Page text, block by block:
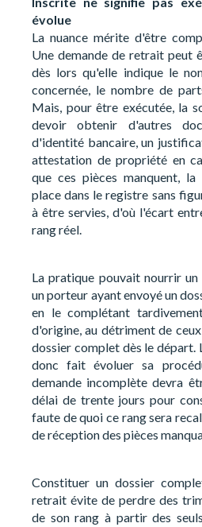
évolue
La nuance mérite d'être
Une demande de retrait peut
dès lors qu'elle indique le
concernée, le nombre de
Mais, pour être exécutée, la
devoir obtenir d'autres
d'identité bancaire, un
attestation de propriété en
que ces pièces manquent, la
place dans le registre sans
à être servies, d'où l'écart
rang réel.
La pratique pouvait nourrir
un porteur ayant envoyé un
en le complétant
d'origine, au détriment de
dossier complet dès le départ.
donc fait évoluer sa
demande incomplète devra
délai de trente jours pour
faute de quoi ce rang sera
de réception des pièces
Constituer un dossier
retrait évite de perdre des
de son rang à partir des